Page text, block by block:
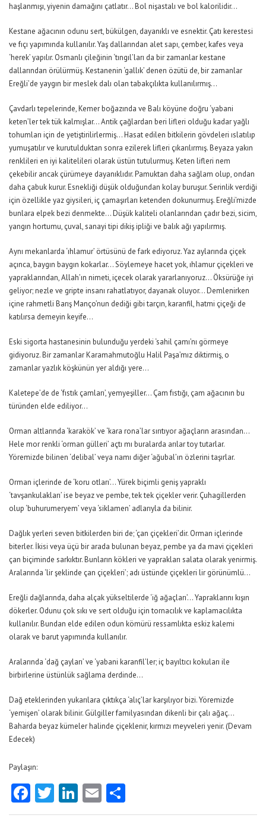
haşlanmışı, yiyenin damağını çatlatır… Bol nişastalı ve bol kalorilidir…
Kestane ağacının odunu sert, bükülgen, dayanıklı ve esnektir. Çatı kerestesi
ve fıçı yapımında kullanılır. Yaş dallarından alet sapı, çember, kafes veya
‘herek’ yapılır. Osmanlı çileğinin ‘tıngıl’ları da bir zamanlar kestane
dallarından örülürmüş. Kestanenin ‘gallık’ denen özütü de, bir zamanlar
Ereğli’de yaygın bir meslek dalı olan tabakçılıkta kullanılırmış…
Çavdarlı tepelerinde, Kemer boğazında ve Balı köyüne doğru ‘yabani
keten’ler tek tük kalmışlar… Antik çağlardan beri lifleri olduğu kadar yağlı
tohumları için de yetiştirilirlermiş… Hasat edilen bitkilerin gövdeleri ıslatılıp
yumuşatılır ve kurutulduktan sonra ezilerek lifleri çıkarılırmış. Beyaza yakın
renklileri en iyi kalitelileri olarak üstün tutulurmuş. Keten lifleri nem
çekebilir ancak çürümeye dayanıklıdır. Pamuktan daha sağlam olup, ondan
daha çabuk kurur. Esnekliği düşük olduğundan kolay buruşur. Serinlik verdiği
için özellikle yaz giysileri, iç çamaşırları ketenden dokunurmuş. Ereğli’mizde
bunlara elpek bezi denmekte… Düşük kaliteli olanlarından çadır bezi, sicim,
yangın hortumu, çuval, sanayi tipi dikiş ipliği ve balık ağı yapılırmış.
Aynı mekanlarda ‘ıhlamur’ örtüsünü de fark ediyoruz. Yaz aylarında çiçek
açınca, baygın baygın kokarlar… Söylemeye hacet yok, ıhlamur çiçekleri ve
yapraklarından, Allah’ın nimeti, içecek olarak yararlanıyoruz… Öksürüğe iyi
geliyor; nezle ve gripte insanı rahatlatıyor, dayanak oluyor… Demlenirken
içine rahmetli Barış Manço’nun dediği gibi tarçın, karanfil, hatmi çiçeği de
katılırsa demeyin keyife…
Eski sigorta hastanesinin bulunduğu yerdeki ‘sahil çamı’nı görmeye
gidiyoruz. Bir zamanlar Karamahmutoğlu Halil Paşa’mız diktirmiş, o
zamanlar yazlık köşkünün yer aldığı yere…
Kaletepe’de de ‘fıstık çamları’, yemyeşiller… Çam fıstığı, çam ağacının bu
türünden elde ediliyor…
Orman altlarında ‘karakök’ ve ‘kara rona’lar sırıtıyor ağaçların arasından…
Hele mor renkli ‘orman gülleri’ açtı mı buralarda arılar toy tutarlar.
Yöremizde bilinen ‘delibal’ veya namı diğer ‘ağubal’ın özlerini taşırlar.
Orman içlerinde de ‘koru otları’… Yürek biçimli geniş yapraklı
‘tavşankulakları’ ise beyaz ve pembe, tek tek çiçekler verir. Çuhagillerden
olup ‘buhurumeryem’ veya ‘siklamen’ adlarıyla da bilinir.
Dağlık yerleri seven bitkilerden biri de; ‘çan çiçekleri’dir. Orman içlerinde
biterler. İkisi veya üçü bir arada bulunan beyaz, pembe ya da mavi çiçekleri
çan biçiminde sarkıktır. Bunların kökleri ve yaprakları salata olarak yenirmiş.
Aralarında ‘lir şeklinde çan çiçekleri’; adı üstünde çiçekleri lir görünümlü…
Ereğli dağlarında, daha alçak yükseltilerde ‘iğ ağaçları’… Yapraklarını kışın
dökerler. Odunu çok sıkı ve sert olduğu için tornacılık ve kaplamacılıkta
kullanılır. Bundan elde edilen odun kömürü ressamlıkta eskiz kalemi
olarak ve barut yapımında kullanılır.
Aralarında ‘dağ çayları’ ve ‘yabani karanfil’ler; iç bayıltıcı kokuları ile
birbirlerine üstünlük sağlama derdinde…
Dağ eteklerinden yukarılara çıktıkça ‘alıç’lar karşılıyor bizi. Yöremizde
‘yemişen’ olarak bilinir. Gülgiller familyasından dikenli bir çalı ağaç…
Baharda beyaz kümeler halinde çiçeklenir, kırmızı meyveleri yenir. (Devam
Edecek)
Paylaşın:
Facebook
Twitter
LinkedIn
Email